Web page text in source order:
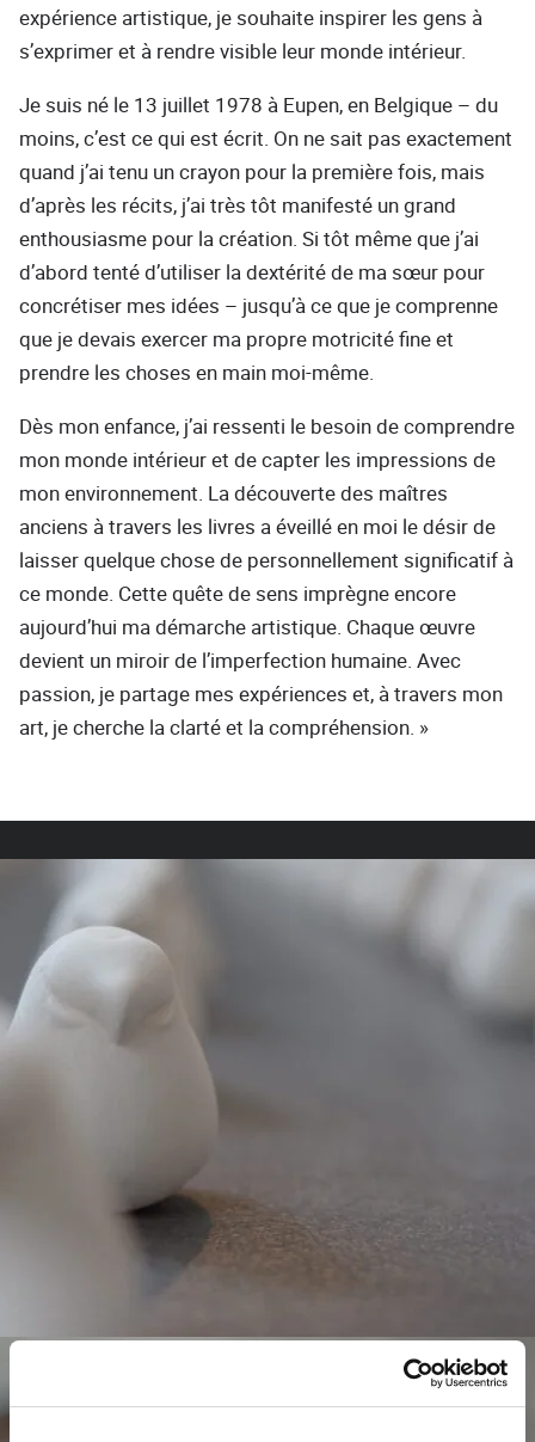
expérience artistique, je souhaite inspirer les gens à
s’exprimer et à rendre visible leur monde intérieur.
Je suis né le 13 juillet 1978 à Eupen, en Belgique – du
moins, c’est ce qui est écrit. On ne sait pas exactement
quand j’ai tenu un crayon pour la première fois, mais
d’après les récits, j’ai très tôt manifesté un grand
enthousiasme pour la création. Si tôt même que j’ai
d’abord tenté d’utiliser la dextérité de ma sœur pour
concrétiser mes idées – jusqu’à ce que je comprenne
que je devais exercer ma propre motricité fine et
prendre les choses en main moi-même.
Dès mon enfance, j’ai ressenti le besoin de comprendre
mon monde intérieur et de capter les impressions de
mon environnement. La découverte des maîtres
anciens à travers les livres a éveillé en moi le désir de
laisser quelque chose de personnellement significatif à
ce monde. Cette quête de sens imprègne encore
aujourd’hui ma démarche artistique. Chaque œuvre
devient un miroir de l’imperfection humaine. Avec
passion, je partage mes expériences et, à travers mon
art, je cherche la clarté et la compréhension. »